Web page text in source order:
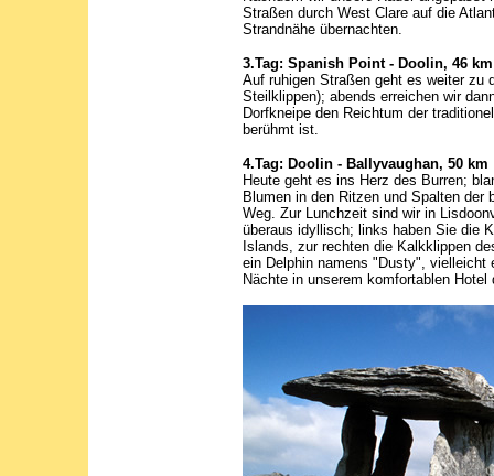
Straßen durch West Clare auf die
Strandnähe übernachten.
3.Tag: Spanish Point - Doolin, 46 km
Auf ruhigen Straßen geht es weiter zu
Steilklippen); abends erreichen wir
Dorfkneipe den Reichtum der
berühmt ist.
4.Tag: Doolin - Ballyvaughan, 50 km
Heute geht es ins Herz des Burren;
Blumen in den Ritzen und Spalten der
Weg. Zur Lunchzeit sind wir in
überaus idyllisch; links haben Sie die
Islands, zur rechten die Kalkklippen
ein Delphin namens "Dusty", vielleicht
Nächte in unserem komfortablen